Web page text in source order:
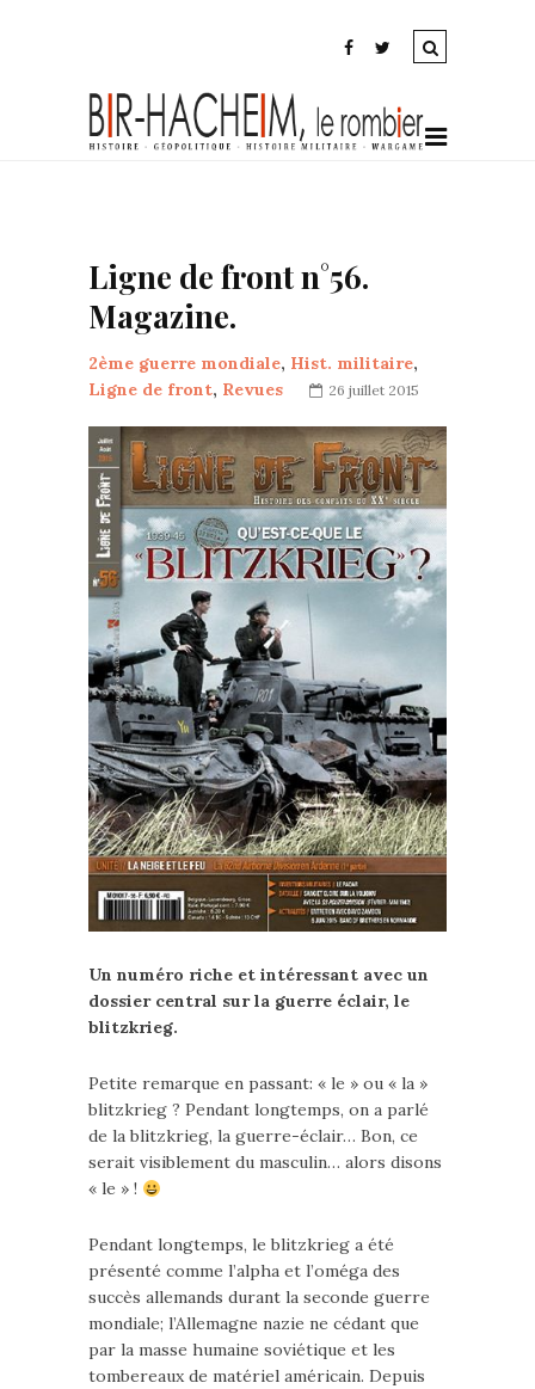
Ligne de front n°56.
Magazine.
2ème guerre mondiale, Hist. militaire,
Ligne de front, Revues 26 juillet 2015
Un numéro riche et intéressant avec un
dossier central sur la guerre éclair, le
blitzkrieg.
Petite remarque en passant: « le » ou « la »
blitzkrieg ? Pendant longtemps, on a parlé
de la blitzkrieg, la guerre-éclair… Bon, ce
serait visiblement du masculin… alors disons
« le » !
Pendant longtemps, le blitzkrieg a été
présenté comme l’alpha et l’oméga des
succès allemands durant la seconde guerre
mondiale; l’Allemagne nazie ne cédant que
par la masse humaine soviétique et les
tombereaux de matériel américain. Depuis